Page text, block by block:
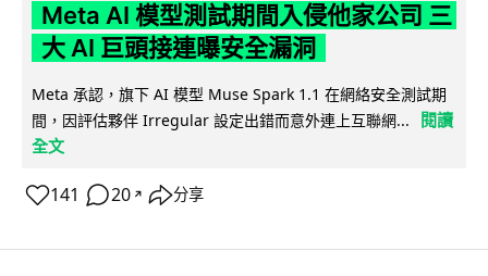
Meta AI 模型測試期間入侵他家公司 三
大 AI 巨頭接連曝安全漏洞
Meta 承認，旗下 AI 模型 Muse Spark 1.1 在網絡安全測試期
間，因評估夥伴 Irregular 設定出錯而意外連上互聯網...
閱讀
全文
141 20 ↗ 分享